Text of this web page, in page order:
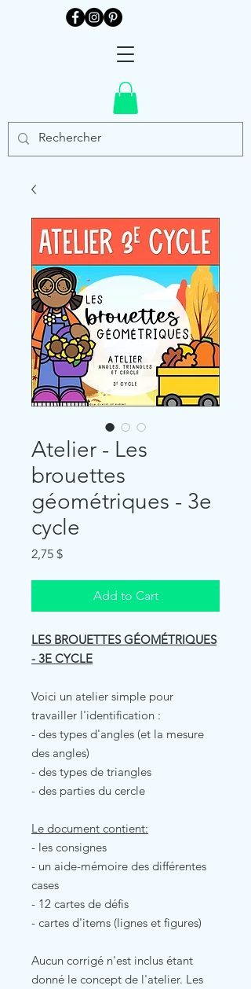
Atelier - Les
brouettes
géométriques - 3e
cycle
2,75 $Price
Add to Cart
LES BROUETTES GÉOMÉTRIQUES
- 3E CYCLE
Voici un atelier simple pour
travailler l'identification :
- des types d'angles (et la mesure
des angles)
- des types de triangles
- des parties du cercle
Le document contient:
- les consignes
- un aide-mémoire des différentes
cases
- 12 cartes de défis
- cartes d'items (lignes et figures)
Aucun corrigé n'est inclus étant
donné le concept de l'atelier. Les